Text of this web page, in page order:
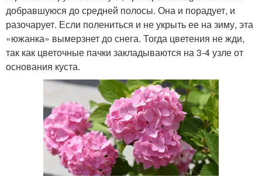
добравшуюся до средней полосы. Она и порадует, и
разочарует. Если полениться и не укрыть ее на зиму, эта
«южанка» вымерзнет до снега. Тогда цветения не жди,
так как цветочные пачки закладываются на 3-4 узле от
основания куста.